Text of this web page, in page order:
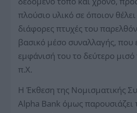
πλούσιο υλικό σε όποιον θέλει
διάφορες πτυχές του
βασικό μέσο συναλλαγής, που
εμφάνισή του το δεύτερο
π.Χ.
Η Έκθεση της Νομισματικής
Alpha Bank όμως παρουσιάζει